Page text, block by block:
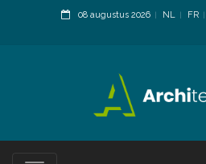
08 augustus 2026 NL FR